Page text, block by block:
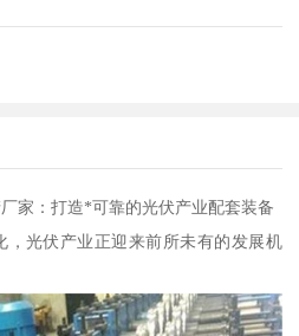
家：打造*可靠的光伏产业配套装备
，光伏产业正迎来前所未有的发展机